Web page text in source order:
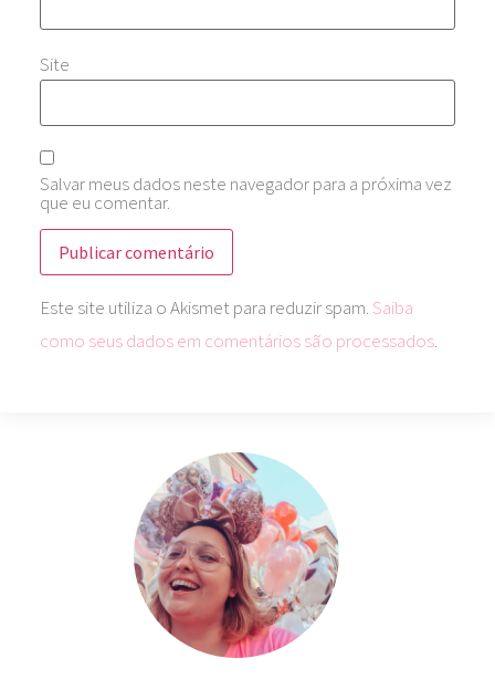
Site
Salvar meus dados neste navegador para a próxima vez
que eu comentar.
Este site utiliza o Akismet para reduzir spam. Saiba
como seus dados em comentários são processados.